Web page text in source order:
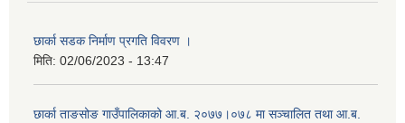
छार्का सडक निर्माण प्रगति विवरण ।
मिति: 02/06/2023 - 13:47
छार्का ताङसोङ गाउँपालिकाको आ.ब. २०७७।०७८ मा सञ्चालित तथा आ.ब.